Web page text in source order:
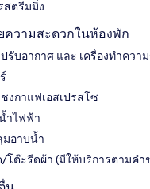
สตรีมมิ่ง
ความสะดวกในห้องพัก
ปรับอากาศ และ เครื่องทำควา
ชงกาแฟเอสเปรสโซ
ำไฟฟ้า
มอาบน้ำ
/โต๊ะรีดผ้า (มีให้บริการตามคำ